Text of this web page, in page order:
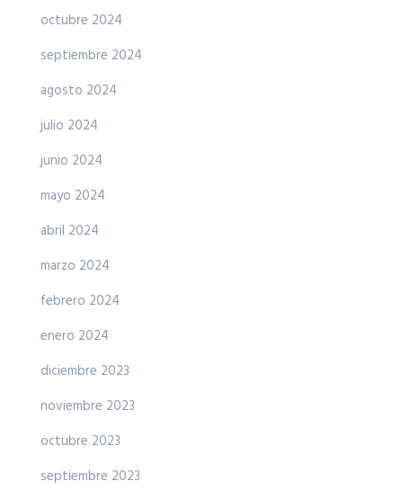
octubre 2024
septiembre 2024
agosto 2024
julio 2024
junio 2024
mayo 2024
abril 2024
marzo 2024
febrero 2024
enero 2024
diciembre 2023
noviembre 2023
octubre 2023
septiembre 2023